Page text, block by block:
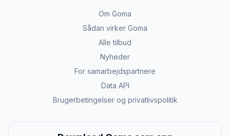
Om Goma
Sådan virker Goma
Alle tilbud
Nyheder
For samarbejdspartnere
Data API
Brugerbetingelser og privatlivspolitik